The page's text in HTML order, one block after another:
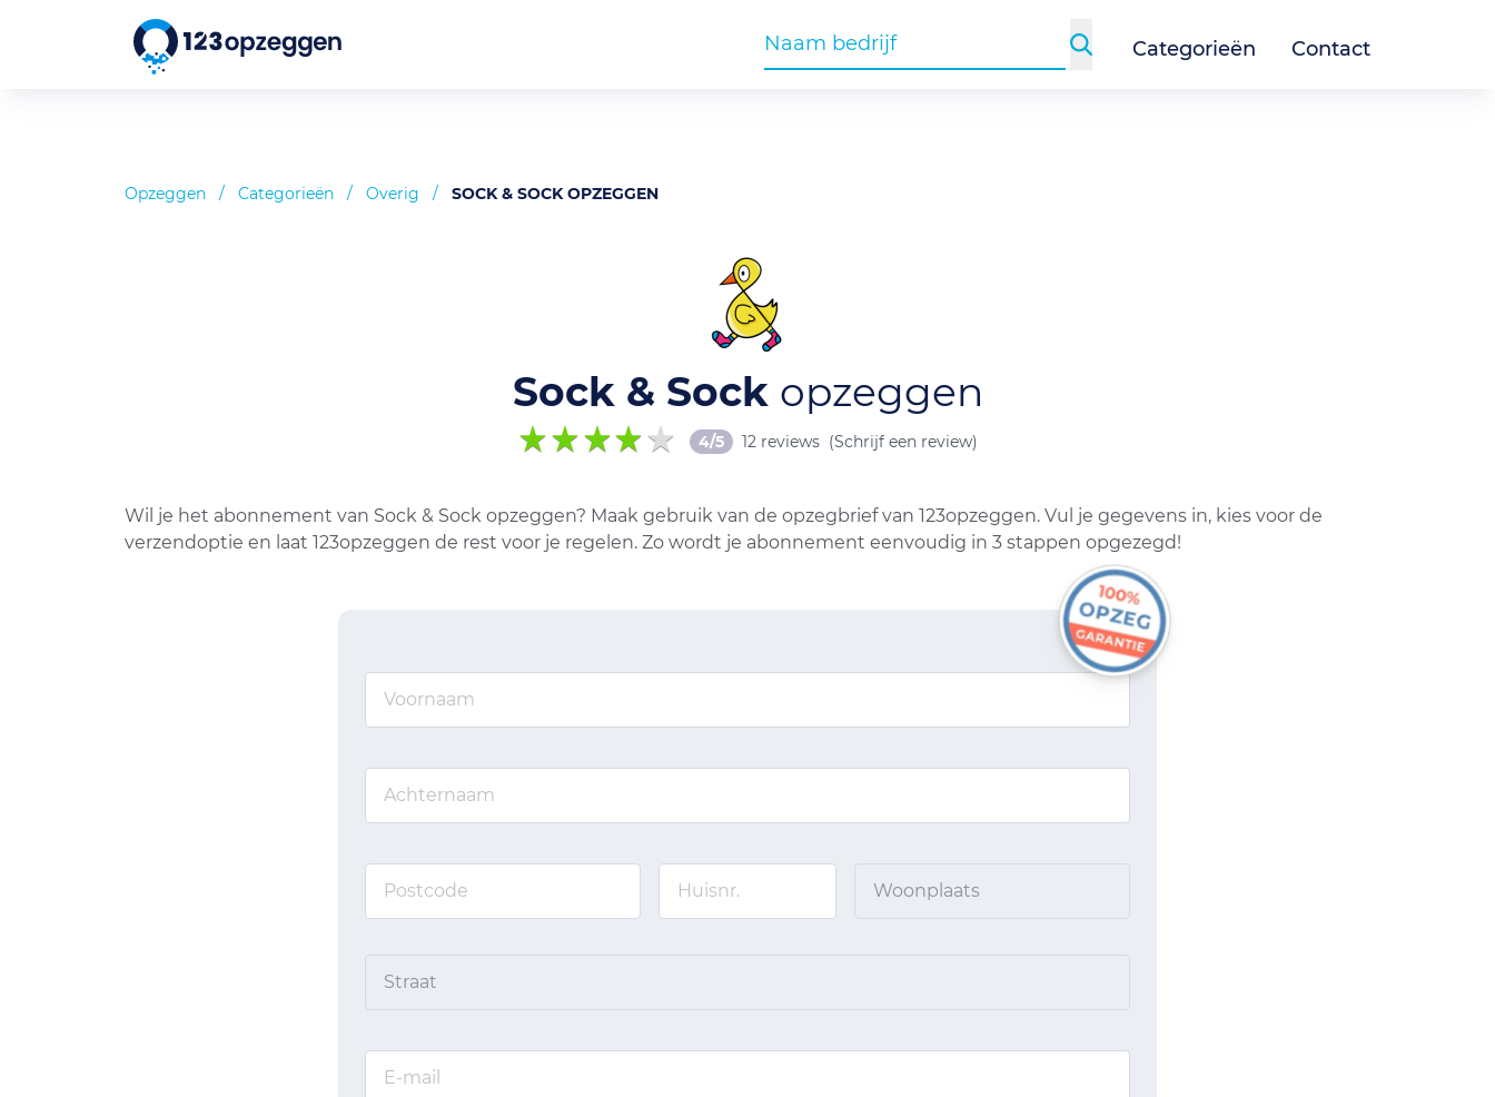
Categorieën Contact
Opzeggen / Categorieën / Overig / SOCK & SOCK OPZEGGEN
Sock & Sock opzeggen
4/5 12 reviews (Schrijf een review)
Wil je het abonnement van Sock & Sock opzeggen? Maak gebruik van de opzegbrief van 123opzeggen. Vul je gegevens in, kies voor de
verzendoptie en laat 123opzeggen de rest voor je regelen. Zo wordt je abonnement eenvoudig in 3 stappen opgezegd!
Woonplaats
Straat